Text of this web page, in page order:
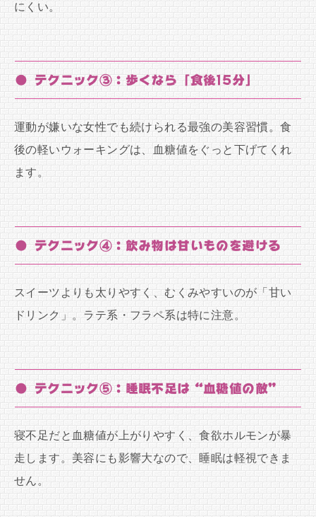
にくい。
● テクニック③：歩くなら「食後15分」
運動が嫌いな女性でも続けられる最強の美容習慣。食
後の軽いウォーキングは、血糖値をぐっと下げてくれ
ます。
● テクニック④：飲み物は甘いものを避ける
スイーツよりも太りやすく、むくみやすいのが「甘い
ドリンク」。ラテ系・フラペ系は特に注意。
● テクニック⑤：睡眠不足は“血糖値の敵”
寝不足だと血糖値が上がりやすく、食欲ホルモンが暴
走します。美容にも影響大なので、睡眠は軽視できま
せん。